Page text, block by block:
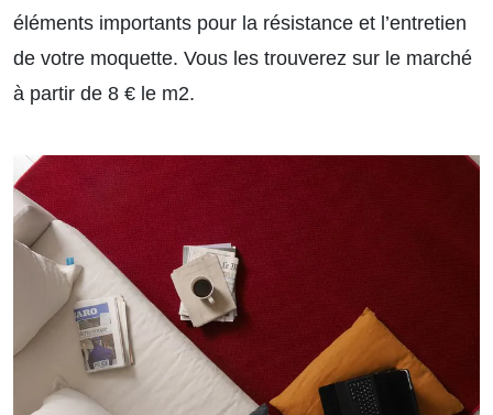
éléments importants pour la résistance et l’entretien
de votre moquette. Vous les trouverez sur le marché
à partir de 8 € le m2.